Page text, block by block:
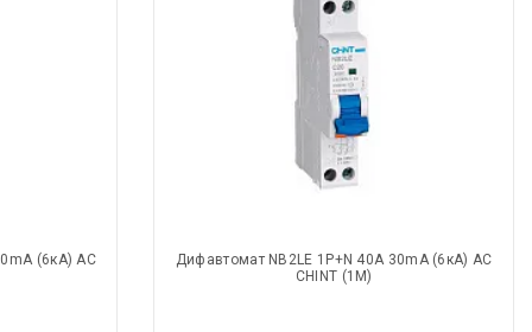
(6кА) АС
Дифавтомат NB2LE 1P+N 40А 30mA (6кА) АС
CHINT (1М)